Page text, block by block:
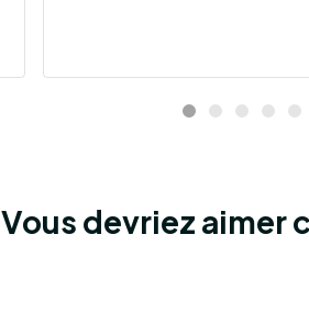
Vous devriez aimer